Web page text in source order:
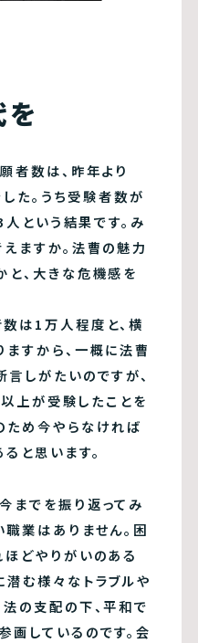
者数は、昨年より
た。うち受験者数が
という結果です。み
ますか。法曹の魅力
と、大きな危機感を
は1万人程度と、横
すから、一概に法曹
しがたいのですが、
が受験したことを
ため今やらなければ
と思います。
までを振り返ってみ
業はありません。困
ほどやりがいのある
む様々なトラブルや
の支配の下、平和で
画しているのです。会